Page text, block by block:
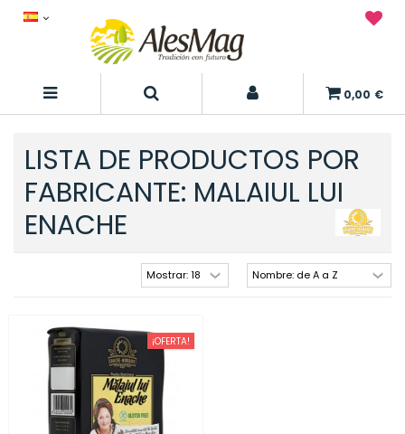
0,00 €
LISTA DE PRODUCTOS POR
FABRICANTE: MALAIUL LUI
ENACHE
¡OFERTA!